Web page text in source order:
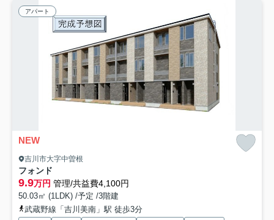
アパート
NEW
吉川市大字中曽根
フォンド
9.9万円 管理/共益費4,100円
50.03㎡ (1LDK) /予定 /3階建
武蔵野線「吉川美南」駅 徒歩3分